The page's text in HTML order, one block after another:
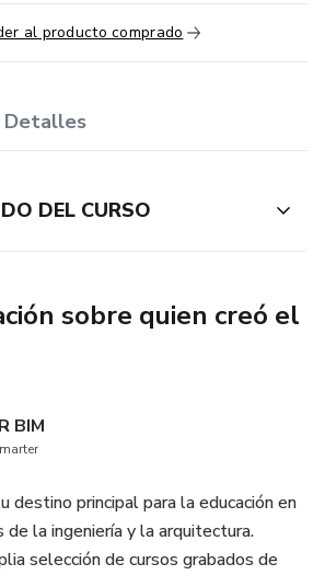
al producto comprado
Detalles
DEL CURSO
sobre quien creó el
BIM
principal para la educación en
de la ingeniería y la arquitectura.
selección de cursos grabados de